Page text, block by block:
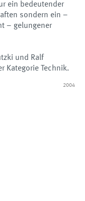
ein bedeutender
sondern ein –
– gelungener
und Ralf
Kategorie Technik.
2004